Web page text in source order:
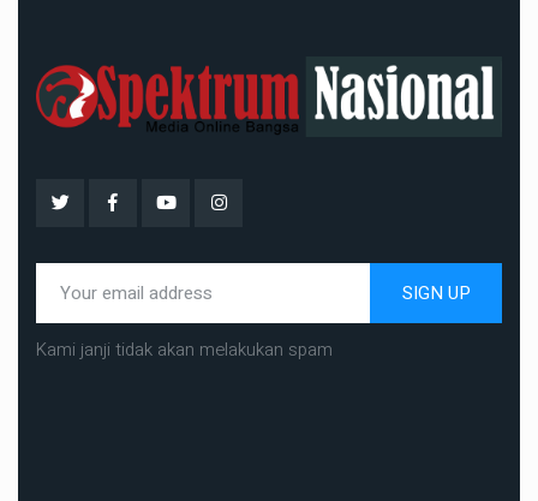
SIGN UP
Kami janji tidak akan melakukan spam